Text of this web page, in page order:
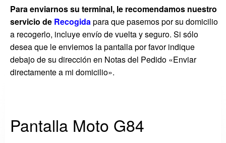
Para enviarnos su terminal, le recomendamos nuestro
servicio de Recogidapara que pasemos por su domicilio
a recogerlo, incluye envío de vuelta y seguro. Si sólo
desea que le enviemos la pantalla por favor indique
debajo de su dirección en Notas del Pedido «Enviar
directamente a mi domicilio».
Pantalla Moto G84